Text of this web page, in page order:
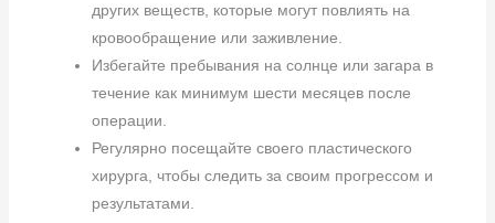
других веществ, которые могут повлиять на
кровообращение или заживление.
Избегайте пребывания на солнце или загара в
течение как минимум шести месяцев после
операции.
Регулярно посещайте своего пластического
хирурга, чтобы следить за своим прогрессом и
результатами.